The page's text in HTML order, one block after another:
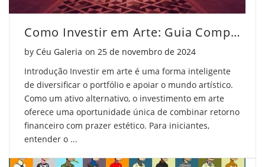
Como Investir em Arte: Guia Completo para Iniciantes
by Céu Galeria on Posted on
25 de novembro de 2024
Introdução Investir em arte é uma forma inteligente
de diversificar o portfólio e apoiar o mundo artístico.
Como um ativo alternativo, o investimento em arte
oferece uma oportunidade única de combinar retorno
financeiro com prazer estético. Para iniciantes,
entender o ...